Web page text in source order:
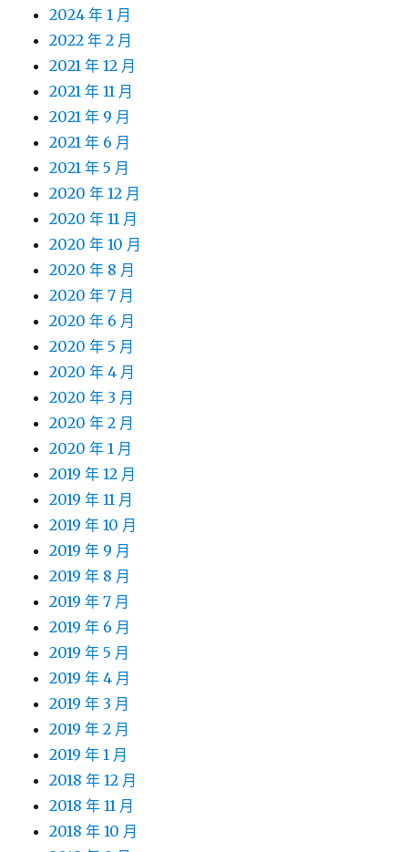
2024 年 1 月
2022 年 2 月
2021 年 12 月
2021 年 11 月
2021 年 9 月
2021 年 6 月
2021 年 5 月
2020 年 12 月
2020 年 11 月
2020 年 10 月
2020 年 8 月
2020 年 7 月
2020 年 6 月
2020 年 5 月
2020 年 4 月
2020 年 3 月
2020 年 2 月
2020 年 1 月
2019 年 12 月
2019 年 11 月
2019 年 10 月
2019 年 9 月
2019 年 8 月
2019 年 7 月
2019 年 6 月
2019 年 5 月
2019 年 4 月
2019 年 3 月
2019 年 2 月
2019 年 1 月
2018 年 12 月
2018 年 11 月
2018 年 10 月